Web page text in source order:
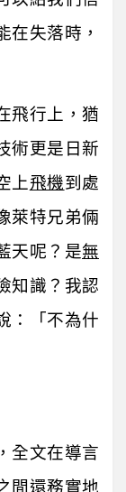
在失落時，
飛行上，猶
術更是日新
上飛機到處
萊特兄弟倆
天呢？是無
知識？我認
：「不為什
全文在導言
間還務實地